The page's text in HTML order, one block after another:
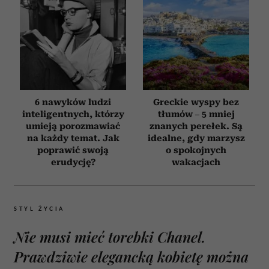
6 nawyków ludzi
inteligentnych, którzy
umieją porozmawiać
na każdy temat. Jak
poprawić swoją
erudycję?
Greckie wyspy bez
tłumów – 5 mniej
znanych perełek. Są
idealne, gdy marzysz
o spokojnych
wakacjach
STYL ŻYCIA
Nie musi mieć torebki Chanel.
Prawdziwie elegancką kobietę można